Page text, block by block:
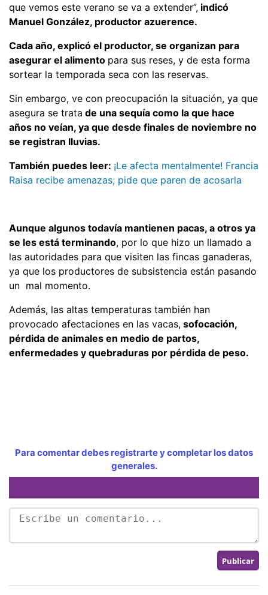
que vemos este verano se va a extender”, indicó
Manuel González, productor azuerence.
Cada año, explicó el productor, se organizan para
asegurar el alimento para sus reses, y de esta forma
sortear la temporada seca con las reservas.
Sin embargo, ve con preocupación la situación, ya que
asegura se trata de una sequía como la que hace
años no veían, ya que desde finales de noviembre no
se registran lluvias.
También puedes leer: ¡Le afecta mentalmente! Francia
Raisa recibe amenazas; pide que paren de acosarla
Aunque algunos todavía mantienen pacas, a otros ya
se les está terminando, por lo que hizo un llamado a
las autoridades para que visiten las fincas ganaderas,
ya que los productores de subsistencia están pasando
un mal momento.
Además, las altas temperaturas también han
provocado afectaciones en las vacas, sofocación,
pérdida de animales en medio de partos,
enfermedades y quebraduras por pérdida de peso.
Para comentar debes registrarte y completar los datos
generales.